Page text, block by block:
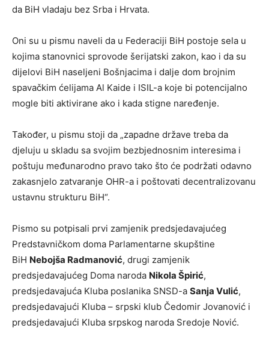
da BiH vladaju bez Srba i Hrvata.
Oni su u pismu naveli da u Federaciji BiH postoje sela u
kojima stanovnici sprovode šerijatski zakon, kao i da su
dijelovi BiH naseljeni Bošnjacima i dalje dom brojnim
spavačkim ćelijama Al Kaide i ISIL-a koje bi potencijalno
mogle biti aktivirane ako i kada stigne naređenje.
Također, u pismu stoji da „zapadne države treba da
djeluju u skladu sa svojim bezbjednosnim interesima i
poštuju međunarodno pravo tako što će podržati odavno
zakasnjelo zatvaranje OHR-a i poštovati decentralizovanu
ustavnu strukturu BiH“.
Pismo su potpisali prvi zamjenik predsjedavajućeg
Predstavničkom doma Parlamentarne skupštine
BiH Nebojša Radmanović, drugi zamjenik
predsjedavajućeg Doma naroda Nikola Špirić,
predsjedavajuća Kluba poslanika SNSD-a Sanja Vulić,
predsjedavajući Kluba – srpski klub Čedomir Јovanović i
predsjedavajući Kluba srpskog naroda Sredoje Nović.